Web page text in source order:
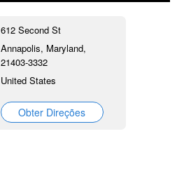
612 Second St
Annapolis, Maryland,
21403-3332
United States
Obter Direções